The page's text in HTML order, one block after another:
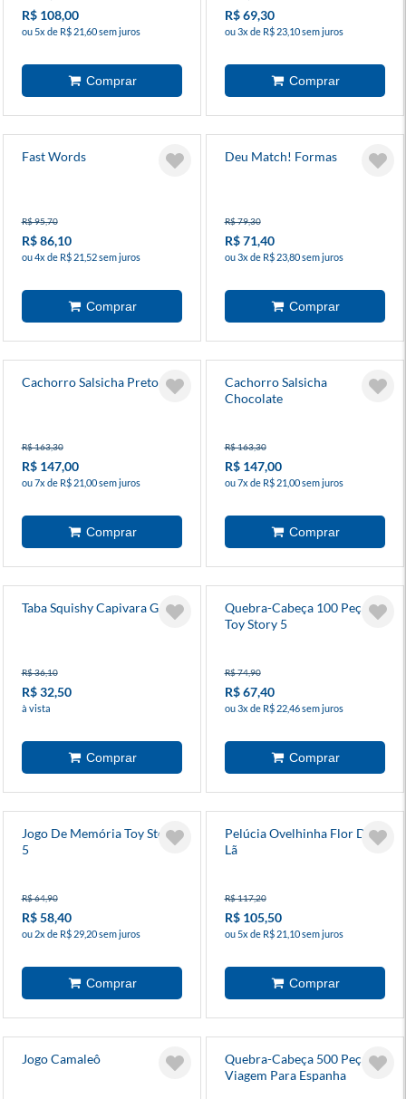
R$ 108,00
ou 5x de R$ 21,60 sem juros
R$ 69,30
ou 3x de R$ 23,10 sem juros
Fast Words
R$ 95,70
R$ 86,10
ou 4x de R$ 21,52 sem juros
Deu Match! Formas
R$ 79,30
R$ 71,40
ou 3x de R$ 23,80 sem juros
Cachorro Salsicha Preto
R$ 163,30
R$ 147,00
ou 7x de R$ 21,00 sem juros
Cachorro Salsicha
Chocolate
R$ 163,30
R$ 147,00
ou 7x de R$ 21,00 sem juros
Taba Squishy Capivara G
R$ 36,10
R$ 32,50
à vista
Quebra-Cabeça 100 Peças
Toy Story 5
R$ 74,90
R$ 67,40
ou 3x de R$ 22,46 sem juros
Jogo De Memória Toy Story
5
R$ 64,90
R$ 58,40
ou 2x de R$ 29,20 sem juros
Pelúcia Ovelhinha Flor De
Lã
R$ 117,20
R$ 105,50
ou 5x de R$ 21,10 sem juros
Jogo Camaleô
Quebra-Cabeça 500 Peças
Viagem Para Espanha